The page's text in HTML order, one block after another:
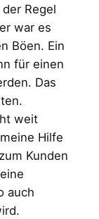
Regel
war es
Böen. Ein
für einen
Das
weit
Hilfe
Kunden
auch